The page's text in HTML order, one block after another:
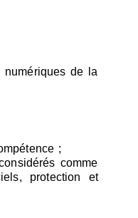
numériques de la
;
comme
protection et